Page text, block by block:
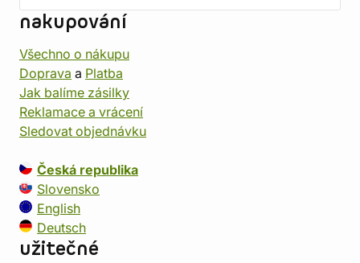
nakupování
Všechno o nákupu
Doprava a Platba
Jak balíme zásilky
Reklamace a vrácení
Sledovat objednávku
Česká republika
Slovensko
English
Deutsch
užitečné